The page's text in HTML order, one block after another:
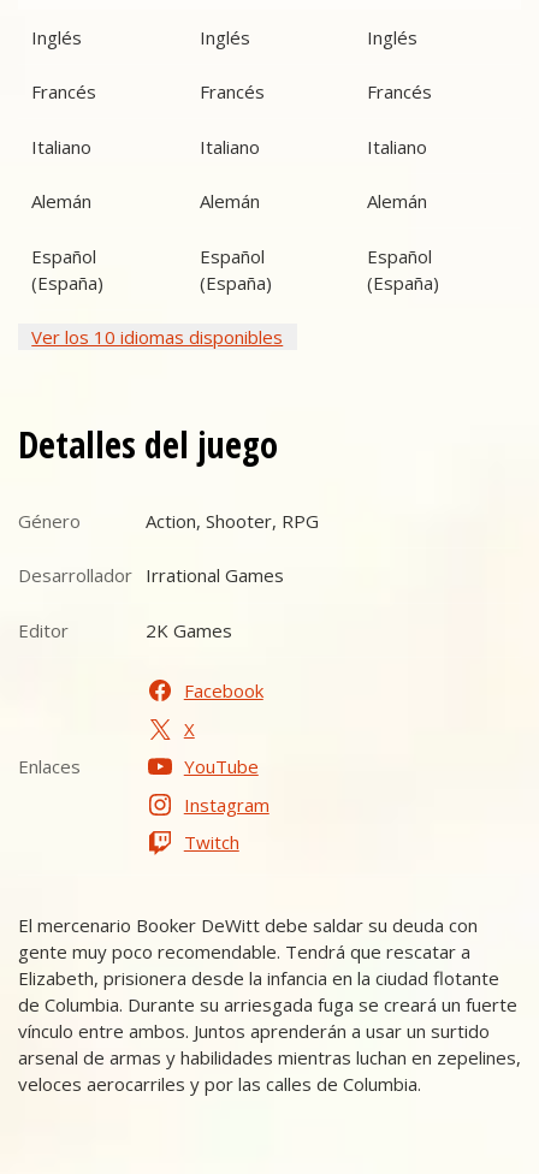
Inglés Inglés Inglés
Francés Francés Francés
Italiano Italiano Italiano
Alemán Alemán Alemán
Español
(España)
Español
(España)
Español
(España)
Ver los 10 idiomas disponibles
Detalles del juego
El mercenario Booker DeWitt debe saldar su deuda con
gente muy poco recomendable. Tendrá que rescatar a
Elizabeth, prisionera desde la infancia en la ciudad flotante
de Columbia. Durante su arriesgada fuga se creará un fuerte
vínculo entre ambos. Juntos aprenderán a usar un surtido
arsenal de armas y habilidades mientras luchan en zepelines,
veloces aerocarriles y por las calles de Columbia.
Género Género
Action, Shooter, RPG
Desarrollador Desarrollador
Irrational Games
Editor Editor
2K Games
Enlaces Enlaces
Facebook
X
YouTube
Instagram
Twitch